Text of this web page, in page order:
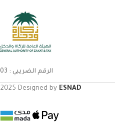
الرقم الضريبي : 301008011300003
2025 Designed by ESNAD